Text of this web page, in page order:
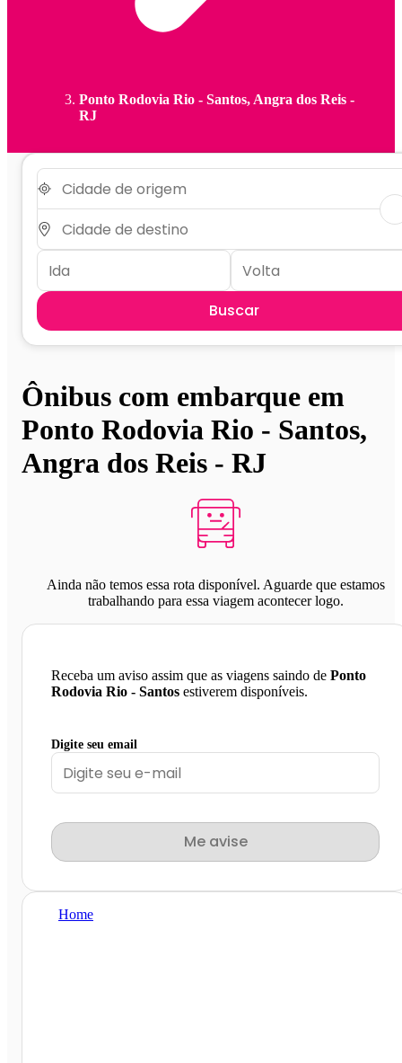
Ponto Rodovia Rio - Santos, Angra dos Reis -
RJ
Buscar
Ônibus com embarque em
Ponto Rodovia Rio - Santos,
Angra dos Reis - RJ
Ainda não temos essa rota disponível. Aguarde que estamos
trabalhando para essa viagem acontecer logo.
Receba um aviso assim que as viagens saindo de Ponto
Rodovia Rio - Santos estiverem disponíveis.
Digite seu email
Me avise
Home